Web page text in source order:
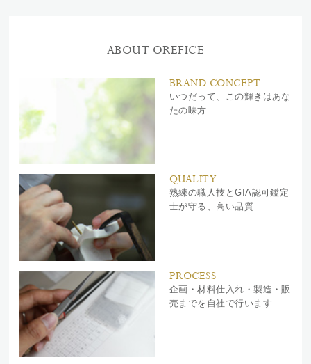
ABOUT OREFICE
BRAND CONCEPT
いつだって、この輝きはあな
たの味方
QUALITY
熟練の職人技とGIA認可鑑定
士が守る、高い品質
PROCESS
企画・材料仕入れ・製造・販
売までを自社で行います